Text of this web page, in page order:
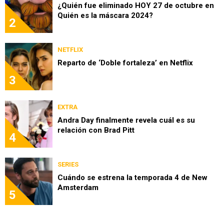
2
¿Quién fue eliminado HOY 27 de octubre en
Quién es la máscara 2024?
3
NETFLIX
Reparto de ‘Doble fortaleza’ en Netflix
4
EXTRA
Andra Day finalmente revela cuál es su
relación con Brad Pitt
5
SERIES
Cuándo se estrena la temporada 4 de New
Amsterdam